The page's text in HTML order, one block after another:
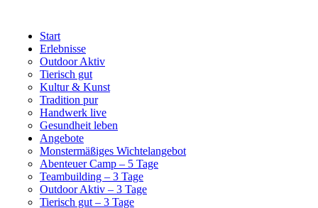
Start
Erlebnisse
Outdoor Aktiv
Tierisch gut
Kultur & Kunst
Tradition pur
Handwerk live
Gesundheit leben
Angebote
Monstermäßiges Wichtelangebot
Abenteuer Camp – 5 Tage
Teambuilding – 3 Tage
Outdoor Aktiv – 3 Tage
Tierisch gut – 3 Tage